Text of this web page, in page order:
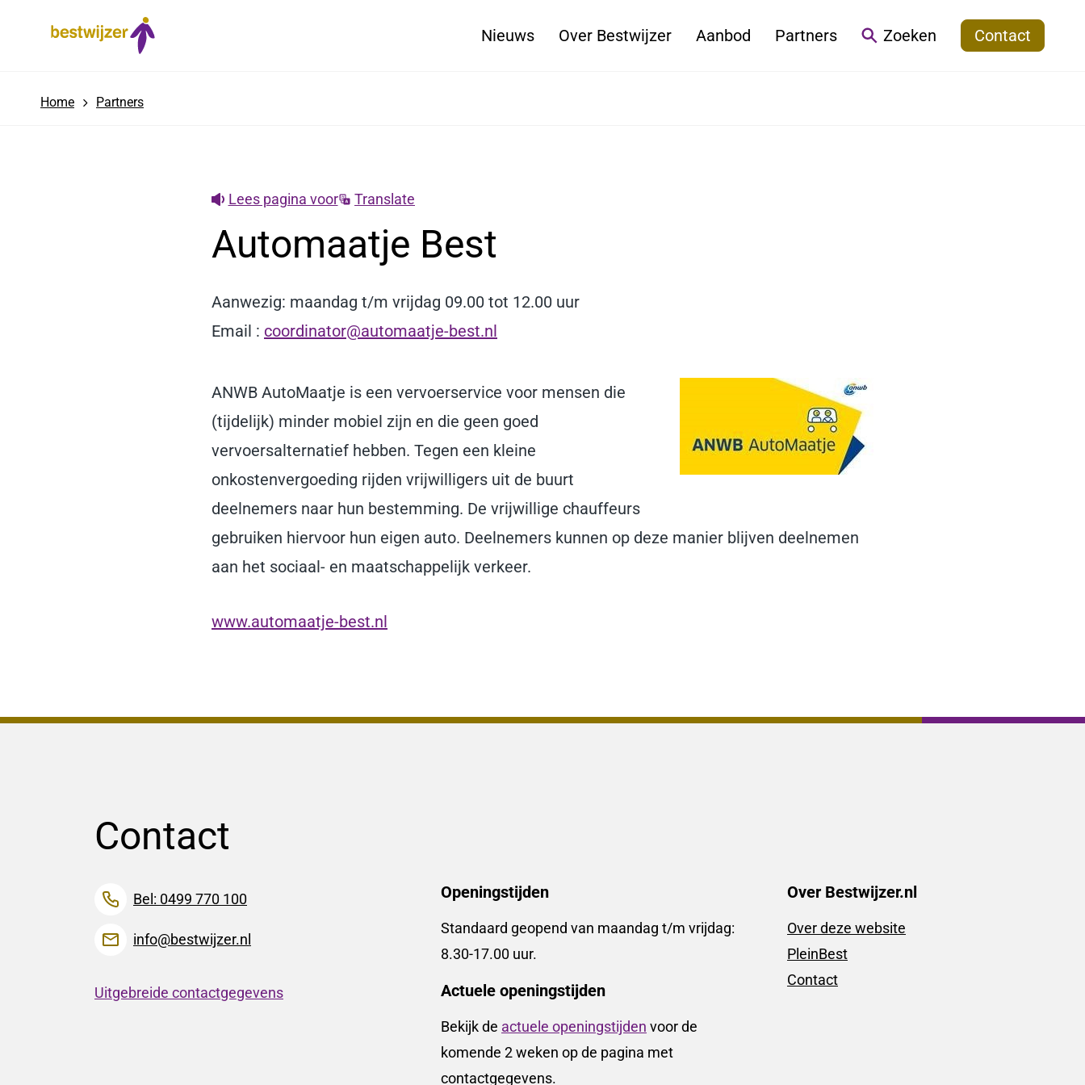
Nieuws Over Bestwijzer Aanbod Partners Zoeken Contact
Home Partners
ut
je
Lees pagina voor Translate
Automaatje Best
Aanwezig: maandag t/m vrijdag 09.00 tot 12.00 uur
Email : coordinator@automaatje-best.nl
ANWB AutoMaatje is een vervoerservice voor mensen die
(tijdelijk) minder mobiel zijn en die geen goed
vervoersalternatief hebben. Tegen een kleine
onkostenvergoeding rijden vrijwilligers uit de buurt
deelnemers naar hun bestemming. De vrijwillige chauffeurs
gebruiken hiervoor hun eigen auto. Deelnemers kunnen op deze manier blijven deelnemen
aan het sociaal- en maatschappelijk verkeer.
www.automaatje-best.nl
Contact
Bel: 0499 770 100
info@bestwijzer.nl
Uitgebreide contactgegevens
Openingstijden
Standaard geopend van maandag t/m vrijdag:
8.30-17.00 uur.
Actuele openingstijden
Bekijk de actuele openingstijden voor de
komende 2 weken op de pagina met
contactgegevens.
Over Bestwijzer.nl
Over deze website
PleinBest
Contact